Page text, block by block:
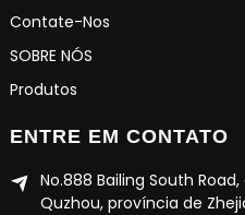
Contate-Nos
SOBRE NÓS
Produtos
ENTRE EM CONTATO
No.888 Bailing South
Quzhou, província de